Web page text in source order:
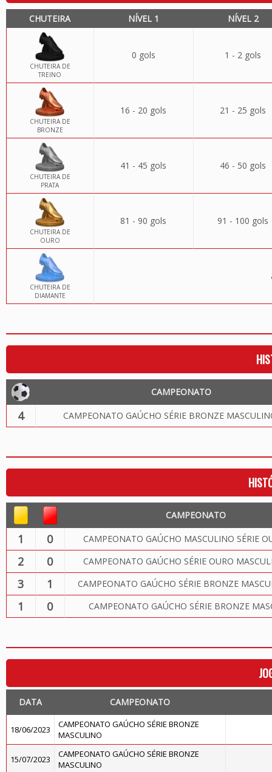
CHUTEIRA NÍVEL 1 NÍVEL 2
CHUTEIRA DE
TREINO
0 gols 1 - 2 gols
CHUTEIRA DE
BRONZE
16 - 20 gols 21 - 25 gols
CHUTEIRA DE
PRATA
41 - 45 gols 46 - 50 gols
CHUTEIRA DE
OURO
81 - 90 gols 91 - 100 gols
CHUTEIRA DE
DIAMANTE
CAMPEONATO
4 CAMPEONATO GAÚCHO SÉRIE BRONZE
CAMPEONATO
1 0 CAMPEONATO GAÚCHO MASCULINO SÉRIE
2 0 CAMPEONATO GAÚCHO SÉRIE OURO
3 1 CAMPEONATO GAÚCHO SÉRIE BRONZE
1 0 CAMPEONATO GAÚCHO SÉRIE BRONZE
DATA CAMPEONATO
18/06/2023
CAMPEONATO GAÚCHO SÉRIE BRONZE
MASCULINO
15/07/2023
CAMPEONATO GAÚCHO SÉRIE BRONZE
MASCULINO